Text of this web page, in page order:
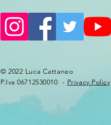
© 2022 Luca Cattaneo
P.Iva 06712530010 - Privacy Policy